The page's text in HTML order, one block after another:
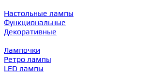
Настольные лампы
Функциональные
Декоративные
Лампочки
Ретро лампы
LED лампы